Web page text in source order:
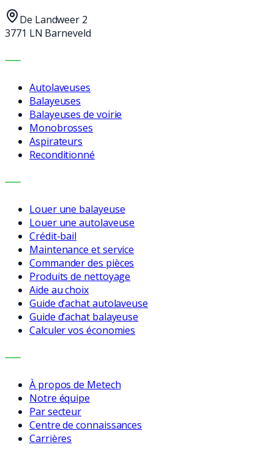
De Landweer 2
3771 LN Barneveld
MACHINES
Autolaveuses
Balayeuses
Balayeuses de voirie
Monobrosses
Aspirateurs
Reconditionné
SERVICES
Louer une balayeuse
Louer une autolaveuse
Crédit-bail
Maintenance et service
Commander des pièces
Produits de nettoyage
Aide au choix
Guide d’achat autolaveuse
Guide d’achat balayeuse
Calculer vos économies
ENTREPRISE
À propos de Metech
Notre équipe
Par secteur
Centre de connaissances
Carrières